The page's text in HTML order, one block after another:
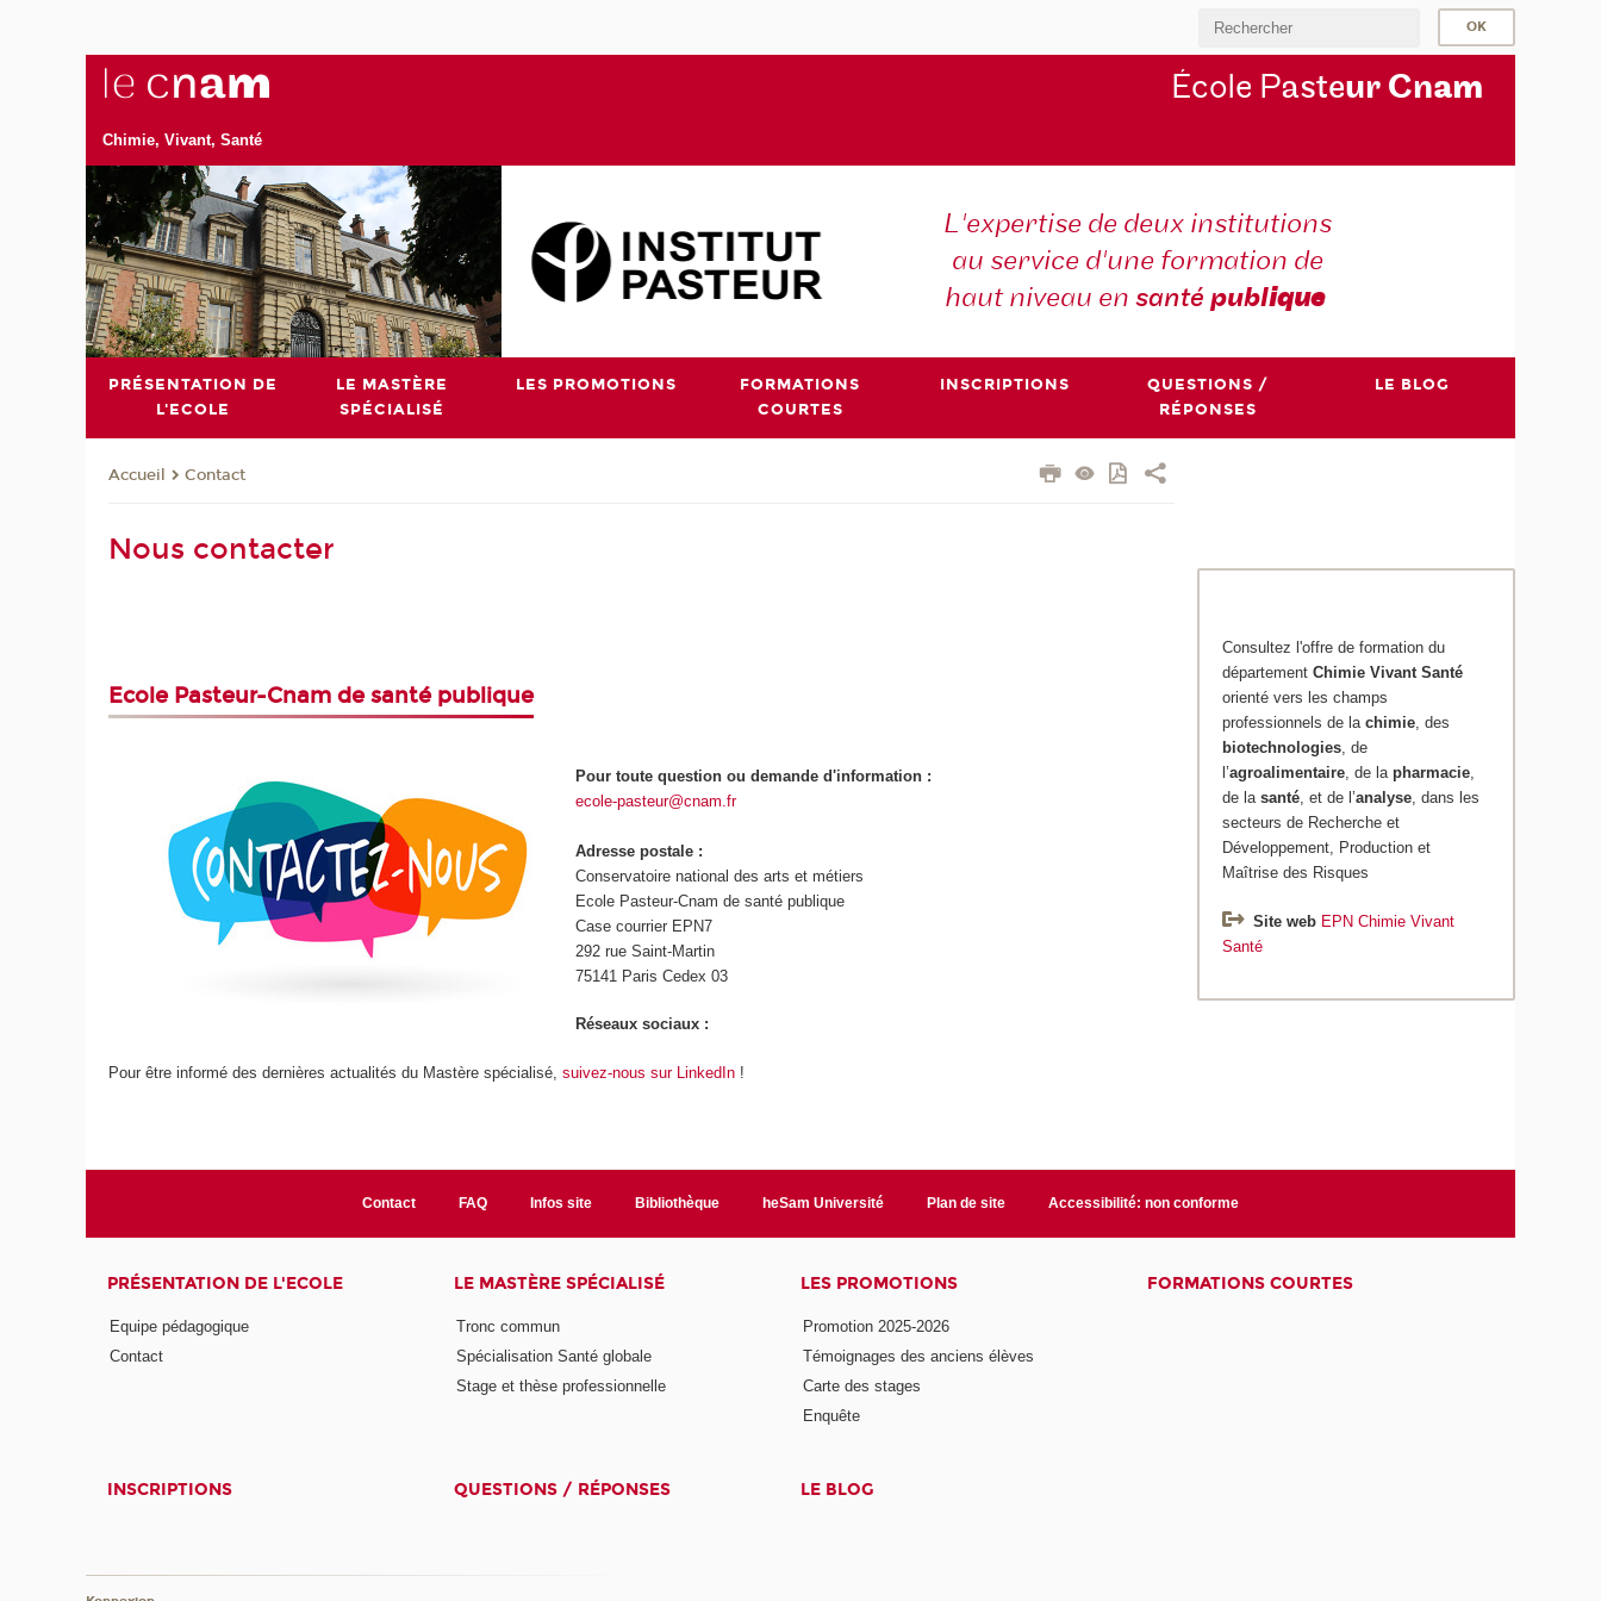
Chimie, Vivant, Santé
École Pasteur Cnam
L'expertise de deux institutions
au service d'une formation de
haut niveau en santé publique
PRÉSENTATION DE
L'ECOLE
LE MASTÈRE
SPÉCIALISÉ
LES PROMOTIONS
FORMATIONS
COURTES
INSCRIPTIONS
QUESTIONS /
RÉPONSES
LE BLOG
Accueil Contact
Nous contacter
Ecole Pasteur-Cnam de santé publique
Pour toute question ou demande d'information :
ecole-pasteur@cnam.fr
Adresse postale :
Conservatoire national des arts et métiers
Ecole Pasteur-Cnam de santé publique
Case courrier EPN7
292 rue Saint-Martin
75141 Paris Cedex 03
Réseaux sociaux :
Pour être informé des dernières actualités du Mastère spécialisé,suivez-nous sur LinkedIn !
Consultez l'offre de formation du
département Chimie Vivant Santé
orienté vers les champs
professionnels de lachimie, des
biotechnologies, de
l’agroalimentaire, de lapharmacie,
de lasanté, et de l’analyse, dans les
secteurs de Recherche et
Développement, Production et
Maîtrise des Risques
Site web EPN Chimie Vivant
Santé
Contact FAQ Infos site Bibliothèque heSam Université Plan de site Accessibilité: non conforme
PRÉSENTATION DE L'ECOLE
Equipe pédagogique
Contact
LE MASTÈRE SPÉCIALISÉ
Tronc commun
Spécialisation Santé globale
Stage et thèse professionnelle
LES PROMOTIONS
Promotion 2025-2026
Témoignages des anciens élèves
Carte des stages
Enquête
FORMATIONS COURTES
INSCRIPTIONS QUESTIONS / RÉPONSES LE BLOG